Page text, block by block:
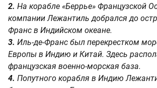
2. На корабле «Беррье» Французской
компании Лежантиль добрался до
Франс в Индийском океане.
3. Иль-де-Франс был перекрестком
Европы в Индию и Китай. Здесь
французская военно-морская база.
4. Попутного корабля в Индию